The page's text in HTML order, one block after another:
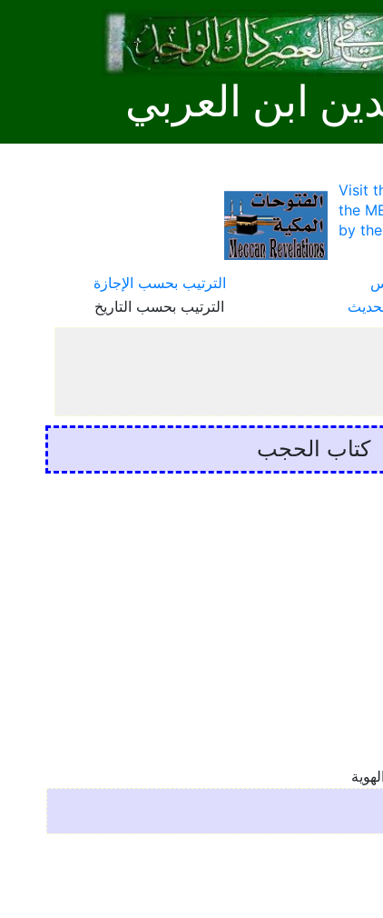
ابن العربي
Visit
the
by
الترتيب بحسب الإجازة
الترتيب بحسب التاريخ
كتاب الحجب